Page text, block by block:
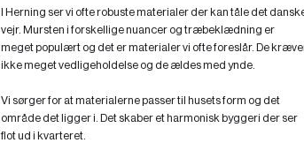
I Herning ser vi ofte robuste materialer der kan tåle det
vejr. Mursten i forskellige nuancer og træbeklædning er
meget populært og det er materialer vi ofte foreslår. De
ikke meget vedligeholdelse og de ældes med ynde.
Vi sørger for at materialerne passer til husets form og det
område det ligger i. Det skaber et harmonisk byggeri der ser
flot ud i kvarteret.